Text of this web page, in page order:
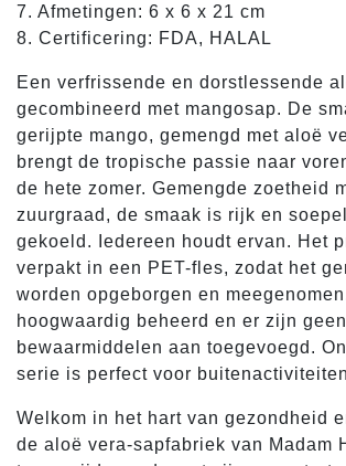
7. Afmetingen: 6 x 6 x 21 cm
8. Certificering: FDA, HALAL
Een verfrissende en dorstlessende
gecombineerd met mangosap. De
gerijpte mango, gemengd met aloë
brengt de tropische passie naar
de hete zomer. Gemengde zoetheid
zuurgraad, de smaak is rijk en
gekoeld. Iedereen houdt ervan. Het
verpakt in een PET-fles, zodat het
worden opgeborgen en
hoogwaardig beheerd en er zijn geen
bewaarmiddelen aan toegevoegd.
serie is perfect voor
Welkom in het hart van gezondheid
de aloë vera-sapfabriek van Madam